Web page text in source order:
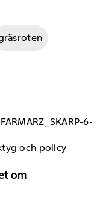
och policy
om